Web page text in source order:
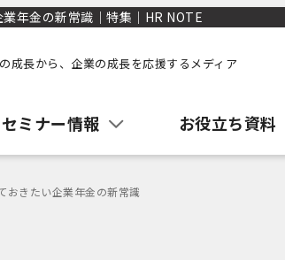
年金の新常識｜特集｜HR NOTE
成長から、企業の成長を応援するメディア
セミナー情報 お役立ち資料
おきたい企業年金の新常識